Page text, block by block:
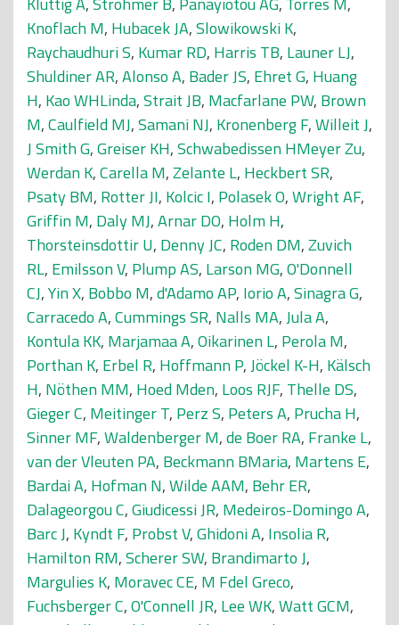
Knoflach M, Hubacek JA,Slowikowski K,
Raychaudhuri S, Kumar RD, Harris TB, Launer LJ,
Shuldiner AR,Alonso A, Bader JS, Ehret G, Huang
H, Kao WHLinda,Strait JB, Macfarlane PW, Brown
M,Caulfield MJ,Samani NJ, Kronenberg F,Willeit J,
J Smith G,Greiser KH,Schwabedissen HMeyer Zu,
Werdan K,Carella M,Zelante L, Heckbert SR,
Psaty BM, Rotter JI, Kolcic I, Polasek O,Wright AF,
Griffin M, Daly MJ,Arnar DO, Holm H,
Thorsteinsdottir U, Denny JC, Roden DM,Zuvich
RL, Emilsson V, Plump AS, Larson MG,O'Donnell
CJ,Yin X, Bobbo M,d'Adamo AP, Iorio A,Sinagra G,
Carracedo A,Cummings SR, Nalls MA,Jula A,
Kontula KK, Marjamaa A,Oikarinen L, Perola M,
Porthan K, Erbel R, Hoffmann P,Jöckel K-H, Kälsch
H, Nöthen MM, Hoed Mden, Loos RJF, Thelle DS,
Gieger C, Meitinger T, Perz S, Peters A, Prucha H,
Sinner MF,Waldenberger M,de Boer RA, Franke L,
van der Vleuten PA, Beckmann BMaria, Martens E,
Bardai A, Hofman N,Wilde AAM, Behr ER,
Dalageorgou C,Giudicessi JR, Medeiros-Domingo A,
Barc J, Kyndt F, Probst V,Ghidoni A, Insolia R,
Hamilton RM,Scherer SW, Brandimarto J,
Margulies K, Moravec CE, M Fdel Greco,
Fuchsberger C,O'Connell JR, Lee WK,Watt GCM,